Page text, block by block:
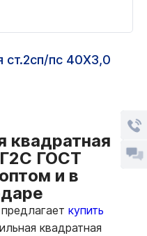
ст.2сп/пс 40Х3,0
квадратная
ГОСТ
и в
купить
квадратная